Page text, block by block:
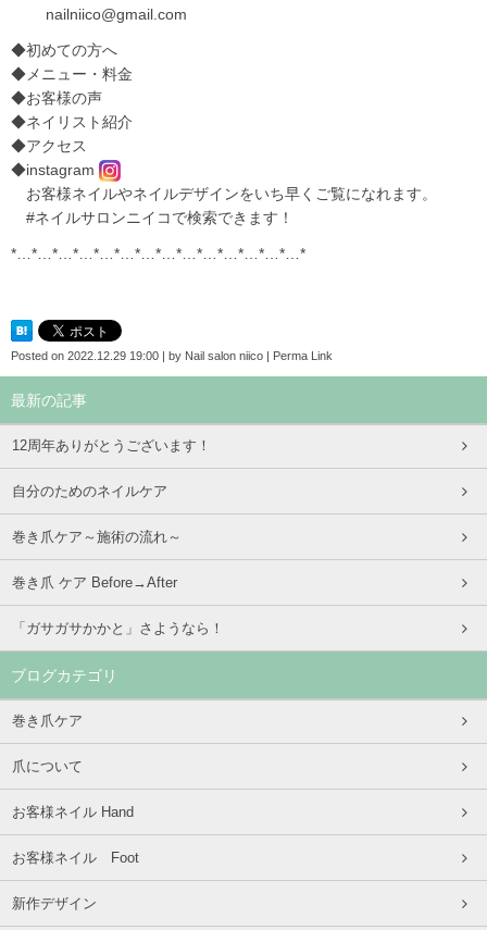
nailniico@gmail.com
◆初めての方へ
◆ メニュー・料金
◆お客様の声
◆ネイリスト紹介
◆アクセス
◆instagram
お客様ネイルやネイルデザインをいち早くご覧になれます。
#ネイルサロンニイコで検索できます！
*…*…*…*…*…*…*…*…*…*…*…*…*…*…*
Posted on 2022.12.29 19:00 by Nail salon niico Perma Link
最新の記事
12周年ありがとうございます！
自分のためのネイルケア
巻き爪ケア～施術の流れ～
巻き爪 ケア Before→After
「ガサガサかかと」さようなら！
ブログカテゴリ
巻き爪ケア
爪について
お客様ネイル Hand
お客様ネイル Foot
新作デザイン